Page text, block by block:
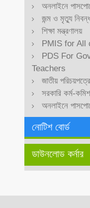
অনলাইনে
জন্ম ও মৃত্যু
শিক্ষা মন্ত্রণালয়
PMIS for All
PDS For
Teachers
জাতীয়
সরকারি কর্ম-
অনলাইনে
নোটিশ বোর্ড
ডাউনলোড কর্নার